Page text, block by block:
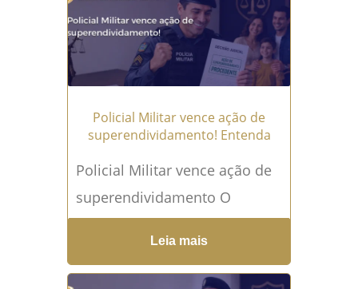
situação que...Leia mais →
Policial Militar vence ação de
superendividamento! Entenda
Policial Militar vence ação de
superendividamento O
superendividamento pode
atingir até mesmo quem
possui emprego estável e
Leia mais